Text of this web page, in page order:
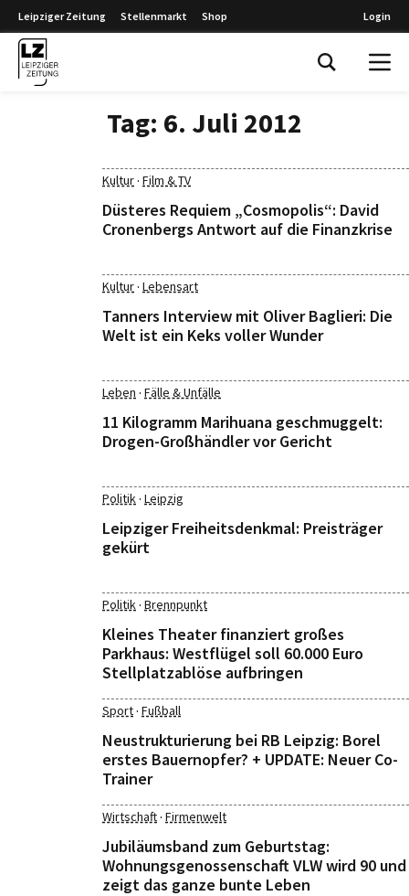
Leipziger Zeitung Stellenmarkt Shop Login
Tag: 6. Juli 2012
Kultur· Film & TV
Düsteres Requiem „Cosmopolis“: David
Cronenbergs Antwort auf die Finanzkrise
Kultur· Lebensart
Tanners Interview mit Oliver Baglieri: Die
Welt ist ein Keks voller Wunder
Leben · Fälle & Unfälle
11 Kilogramm Marihuana geschmuggelt:
Drogen-Großhändler vor Gericht
Politik· Leipzig
Leipziger Freiheitsdenkmal: Preisträger
gekürt
Politik· Brennpunkt
Kleines Theater finanziert großes
Parkhaus: Westflügel soll 60.000 Euro
Stellplatzablöse aufbringen
Sport· Fußball
Neustrukturierung bei RB Leipzig: Borel
erstes Bauernopfer? + UPDATE: Neuer Co-
Trainer
Wirtschaft· Firmenwelt
Jubiläumsband zum Geburtstag:
Wohnungsgenossenschaft VLW wird 90 und
zeigt das ganze bunte Leben